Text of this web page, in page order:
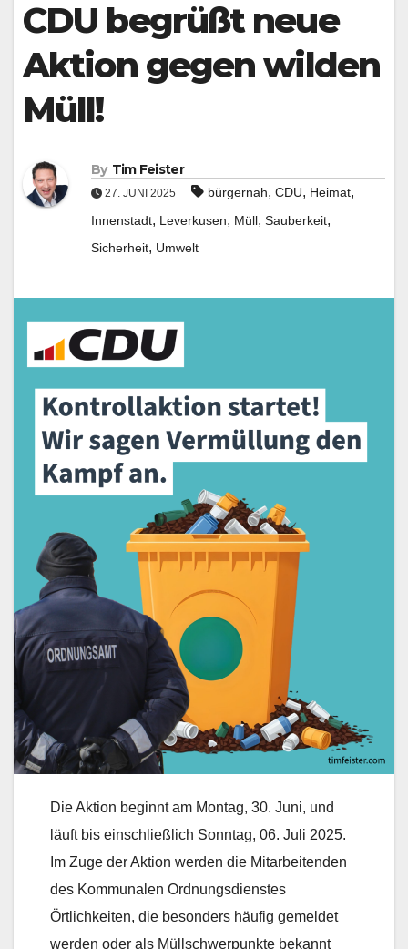
format_underlined Underline links
font_download Mark links
Reset all options
cached
CDU begrüßt neue
Aktion gegen wilden
Müll!
By Tim Feister
27. JUNI 2025 bürgernah, CDU, Heimat,
Innenstadt, Leverkusen, Müll, Sauberkeit,
Sicherheit, Umwelt
Die Aktion beginnt am Montag, 30. Juni, und
läuft bis einschließlich Sonntag, 06. Juli 2025.
Im Zuge der Aktion werden die Mitarbeitenden
des Kommunalen Ordnungsdienstes
Örtlichkeiten, die besonders häufig gemeldet
werden oder als Müllschwerpunkte bekannt